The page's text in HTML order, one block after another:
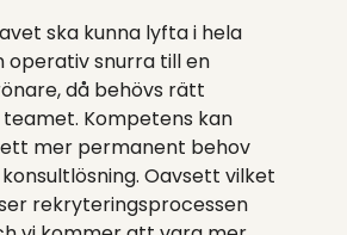
ska kunna lyfta i hela
operativ snurra till en
då behövs rätt
Kompetens kan
mer permanent behov
Oavsett vilket
rekryteringsprocessen